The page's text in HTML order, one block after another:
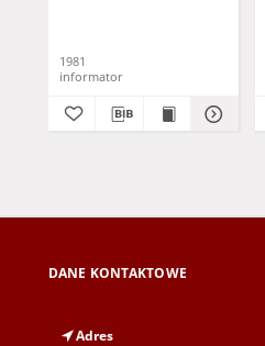
1981
informator
DANE KONTAKTOWE
Adres